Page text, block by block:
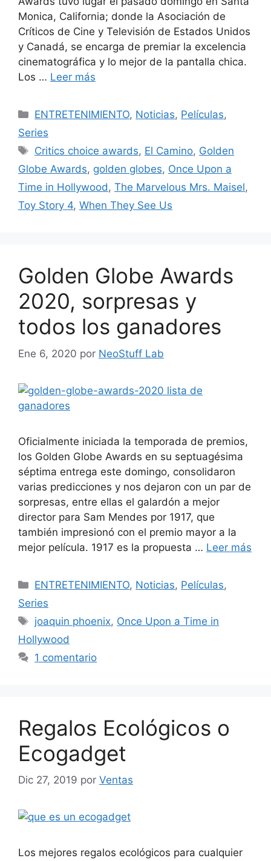
Monica, California; donde la Asociación de
Críticos de Cine y Televisión de Estados Unidos
y Canadá, se encarga de premiar la excelencia
cinematográfica y lo mejor de la pantalla chica.
Los … Leer más
Categorías
ENTRETENIMIENTO, Noticias, Películas,
Series
Etiquetas
Critics choice awards, El Camino, Golden
Globe Awards, golden globes, Once Upon a
Time in Hollywood, The Marvelous Mrs. Maisel,
Toy Story 4, When They See Us
Golden Globe Awards
2020, sorpresas y
todos los ganadores
Ene 6, 2020 por NeoStuff Lab
Oficialmente iniciada la temporada de premios,
los Golden Globe Awards en su septuagésima
séptima entrega este domingo, consolidaron
varias predicciones y nos dejaron con un par de
sorpresas, entre ellas el galardón a mejor
director para Sam Mendes por 1917, que
también impresionó con el premio mayor a la
mejor película. 1917 es la propuesta … Leer más
Categorías
ENTRETENIMIENTO, Noticias, Películas,
Series
Etiquetas
joaquin phoenix, Once Upon a Time in
Hollywood
1 comentario
Regalos Ecológicos o
Ecogadget
Dic 27, 2019 por Ventas
Los mejores regalos ecológicos para cualquier